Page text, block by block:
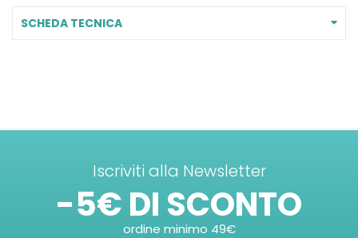
SCHEDA TECNICA
Iscriviti alla Newsletter
-5€ DI SCONTO
ordine minimo 49€